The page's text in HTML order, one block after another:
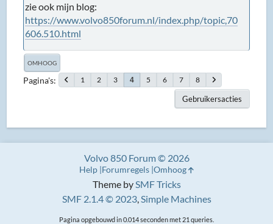
zie ook mijn blog:
https://www.volvo850forum.nl/index.php/topic,70
606.510.html
OMHOOG
Pagina's 1 2 3 4 5 6 7 8
Gebruikersacties
Theme bySMF Tricks
SMF 2.1.4 © 2023,Simple Machines
Volvo 850 Forum © 2026
Help Forumregels Omhoog
Pagina opgebouwd in 0.014 seconden met 21 queries.